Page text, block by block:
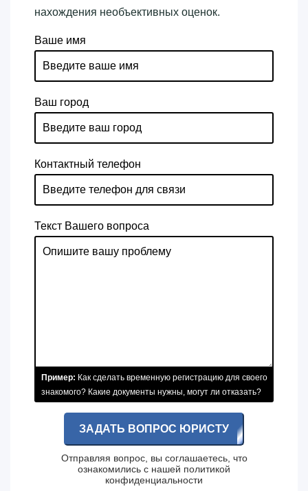
нахождения необъективных оценок.
Ваше имя
Ваш город
Контактный телефон
Текст Вашего вопроса
Пример: Как сделать временную регистрацию для своего
знакомого? Какие документы нужны, могут ли отказать?
ЗАДАТЬ ВОПРОС ЮРИСТУ
Отправляя вопрос, вы соглашаетесь, что
ознакомились с нашей политикой
конфиденциальности